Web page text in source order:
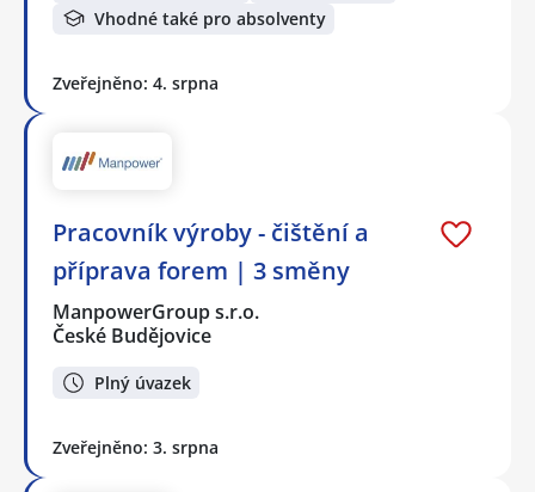
Vhodné také pro absolventy
Zveřejněno: 4. srpna
Pracovník výroby - čištění a
příprava forem | 3 směny
ManpowerGroup s.r.o.
České Budějovice
Plný úvazek
Zveřejněno: 3. srpna